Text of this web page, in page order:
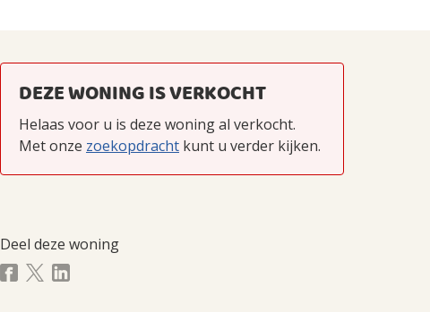
DEZE WONING IS VERKOCHT
Helaas voor u is deze woning al verkocht.
Met onze zoekopdracht kunt u verder kijken.
Deel deze woning